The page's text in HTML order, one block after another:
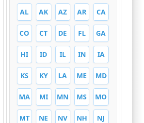
AL AK AZ AR CA
CO CT DE FL GA
HI ID IL IN IA
KS KY LA ME MD
MA MI MN MS MO
MT NE NV NH NJ
للعربي